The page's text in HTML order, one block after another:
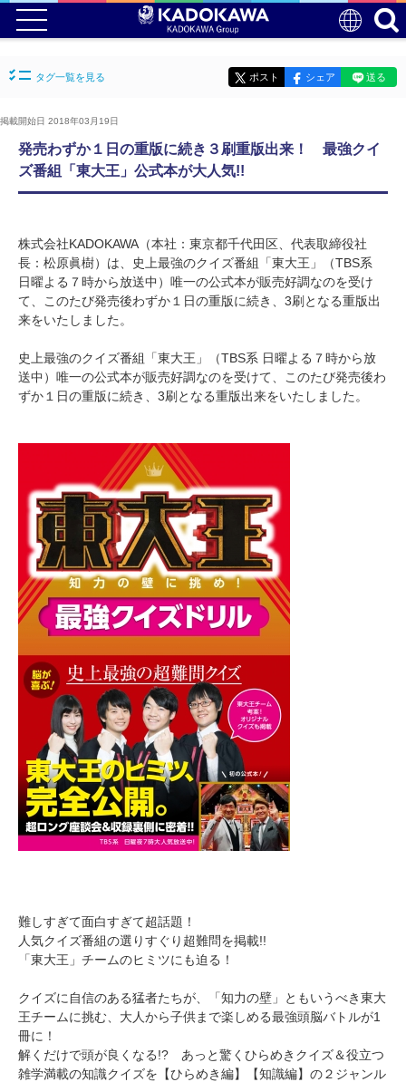
タグ一覧を見る ポスト シェア 送る
掲載開始日 2018年03月19日
発売わずか１日の重版に続き３刷重版出来！ 最強クイ
ズ番組「東大王」公式本が大人気!!
株式会社KADOKAWA（本社：東京都千代田区、代表取締役社
長：松原眞樹）は、史上最強のクイズ番組「東大王」（TBS系
日曜よる７時から放送中）唯一の公式本が販売好調なのを受け
て、このたび発売後わずか１日の重版に続き、3刷となる重版出
来をいたしました。
史上最強のクイズ番組「東大王」（TBS系 日曜よる７時から放
送中）唯一の公式本が販売好調なのを受けて、このたび発売後わ
ずか１日の重版に続き、3刷となる重版出来をいたしました。
難しすぎて面白すぎて超話題！
人気クイズ番組の選りすぐり超難問を掲載!!
「東大王」チームのヒミツにも迫る！
クイズに自信のある猛者たちが、「知力の壁」ともいうべき東大
王チームに挑む、大人から子供まで楽しめる最強頭脳バトルが1
冊に！
解くだけで頭が良くなる!? あっと驚くひらめきクイズ＆役立つ
雑学満載の知識クイズを【ひらめき編】【知識編】の２ジャンル